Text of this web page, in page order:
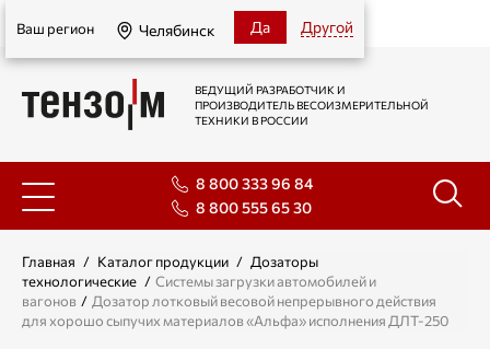
Челябинск
Ваш регион Челябинск Да Другой
ВЕДУЩИЙ РАЗРАБОТЧИК И
ПРОИЗВОДИТЕЛЬ ВЕСОИЗМЕРИТЕЛЬНОЙ
ТЕХНИКИ В РОССИИ
8 800 333 96 84
8 800 555 65 30
Главная / Каталог продукции / Дозаторы
технологические / Системы загрузки автомобилей и
вагонов / Дозатор лотковый весовой непрерывного действия
для хорошо сыпучих материалов «Альфа» исполнения ДЛТ-250